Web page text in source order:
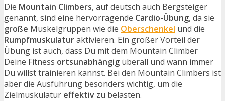
Die Mountain Climbers, auf deutsch auch Bergsteiger
genannt, sind eine hervorragende Cardio-Übung, da sie
große Muskelgruppen wie die Oberschenkel und die
Rumpfmuskulaturaktivieren. Ein großer Vorteil der
Übung ist auch, dass Du mit dem Mountain Climber
Deine Fitness ortsunabhängig überall und wann immer
Du willst trainieren kannst. Bei den Mountain Climbers ist
aber die Ausführung besonders wichtig, um die
Zielmuskulatur effektiv zu belasten.